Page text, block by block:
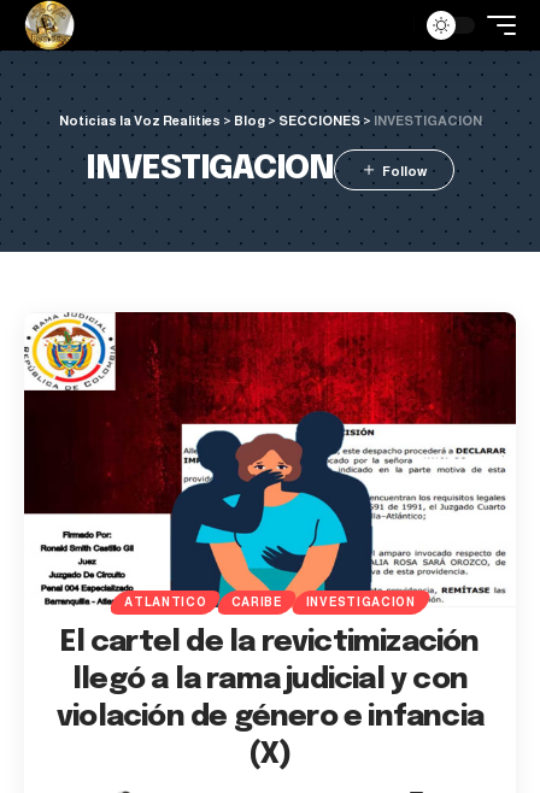
Noticias la Voz Realities > Blog> SECCIONES> INVESTIGACION
INVESTIGACION
ATLANTICO CARIBE INVESTIGACION
El cartel de la revictimización
llegó a la rama judicial y con
violación de género e infancia
(X)